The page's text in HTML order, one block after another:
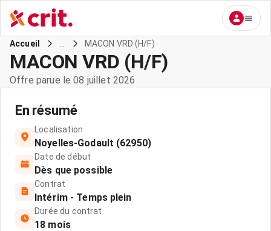
Accueil MACON VRD (H/F)
MACON VRD (H/F)
Offre parue le 08 juillet 2026
En résumé
Localisation
Noyelles-Godault (62950)
Date de début
Dès que possible
Contrat
Intérim - Temps plein
Durée du contrat
18 mois